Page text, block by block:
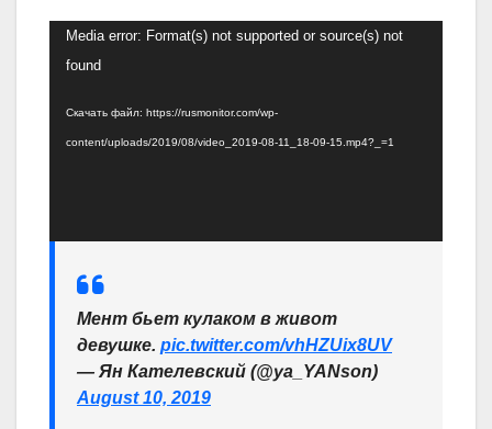
Видеоплеер
Media error: Format(s) not supported or source(s) not
found
Скачать файл: https://rusmonitor.com/wp-
content/uploads/2019/08/video_2019-08-11_18-09-15.mp4?_=1
Мент бьет кулаком в живот
девушке. pic.twitter.com/vhHZUix8UV
— Ян Кателевский (@ya_YANson)
August 10, 2019